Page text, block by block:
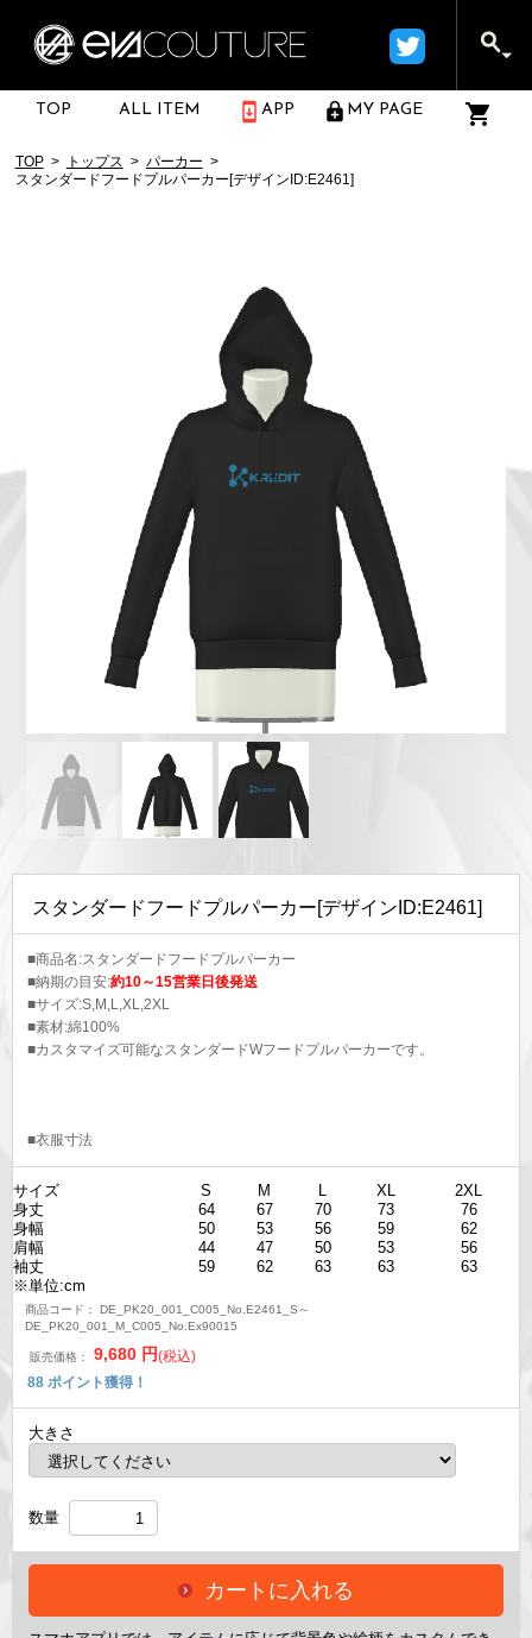
TOP ALL ITEM APP MY PAGE
TOP トップス
パーカー
スタンダードフードプルパーカー[デザインID:E2461]
スタンダードフードプルパーカー[デザインID:E2461]
■商品名:スタンダードフードプルパーカー
■納期の目安:約10～15営業日後発送
■サイズ:S,M,L,XL,2XL
■素材:綿100%
■カスタマイズ可能なスタンダードWフードプルパーカーです。
■衣服寸法
サイズ S M L XL
2XL
身丈
64 67 70 73
76
身幅
50 53 56 59
62
肩幅
44 47 50 53
56
袖丈
59 62 63 63
63
※単位:cm
商品コード：DE_PK20_001_C005_No.E2461_S～
DE_PK20_001_M_C005_No.Ex90015
販売価格： 9,680 円(税込)
88 ポイント獲得！
大きさ
数量
カートに入れる